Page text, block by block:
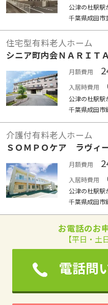
公津の杜駅駅
千葉県成田市
住宅型有料老人ホーム
シニア町内会ＮＡＲＩＴ
月額費用
入居時費用
公津の杜駅駅
千葉県成田
介護付有料老人ホーム
ＳＯＭＰＯケア ラヴィ
月額費用
入居時費用
公津の杜駅駅
千葉県成田
お電話のお
【平日・土
電話問